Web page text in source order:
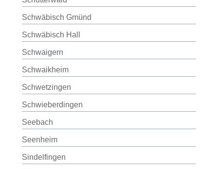
Schwäbisch Gmünd
Schwäbisch Hall
Schwaigern
Schwaikheim
Schwetzingen
Schwieberdingen
Seebach
Seenheim
Sindelfingen